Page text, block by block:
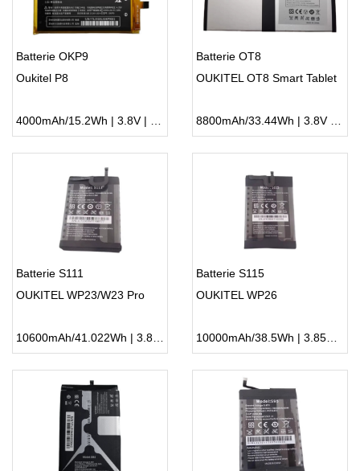
Batterie OKP9
Oukitel P8
4000mAh/15.2Wh | 3.8V | Li-ion ...
Batterie OT8
OUKITEL OT8 Smart Tablet
8800mAh/33.44Wh | 3.8V | Li-ion ...
Batterie S111
OUKITEL WP23/W23 Pro
10600mAh/41.022Wh | 3.87V | Li-ion ...
Batterie S115
OUKITEL WP26
10000mAh/38.5Wh | 3.85V | Li-ion ...